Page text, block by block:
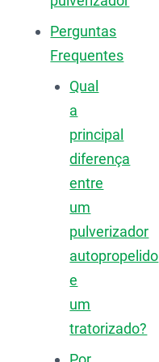
Perguntas
Frequentes
Qual
a
principal
diferença
entre
um
pulverizador
autopropelido
e
um
tratorizado?